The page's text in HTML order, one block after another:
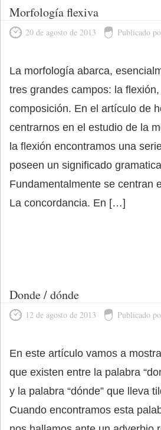
Morfología flexiva
20 de agosto de 2013 Publicado
La morfología abarca,
tres grandes campos: la
composición. En el artículo de
centrarnos en el estudio de la
la flexión encontramos una
poseen un significado
Fundamentalmente se centran
La concordancia. En […]
Donde / dónde
12 de agosto de 2013 Publicado
En este artículo vamos a
que existen entre la palabra
y la palabra “dónde” que lleva
Cuando encontramos esta